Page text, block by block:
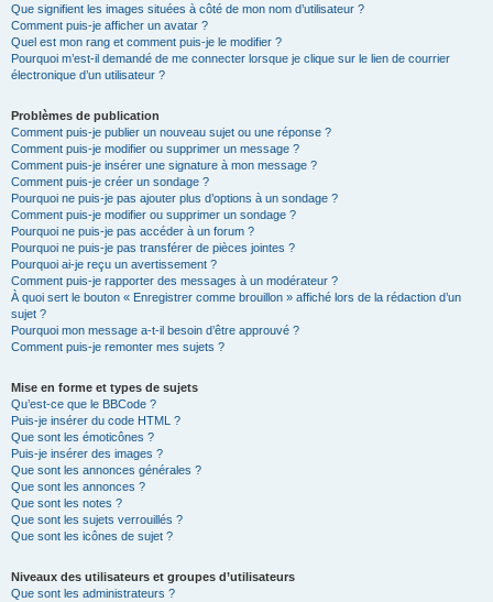
Que signifient les images situées à côté de mon nom d’utilisateur ?
Comment puis-je afficher un avatar ?
Quel est mon rang et comment puis-je le modifier ?
Pourquoi m’est-il demandé de me connecter lorsque je clique sur le lien de courrier
électronique d’un utilisateur ?
Problèmes de publication
Comment puis-je publier un nouveau sujet ou une réponse ?
Comment puis-je modifier ou supprimer un message ?
Comment puis-je insérer une signature à mon message ?
Comment puis-je créer un sondage ?
Pourquoi ne puis-je pas ajouter plus d’options à un sondage ?
Comment puis-je modifier ou supprimer un sondage ?
Pourquoi ne puis-je pas accéder à un forum ?
Pourquoi ne puis-je pas transférer de pièces jointes ?
Pourquoi ai-je reçu un avertissement ?
Comment puis-je rapporter des messages à un modérateur ?
À quoi sert le bouton « Enregistrer comme brouillon » affiché lors de la rédaction d’un
sujet ?
Pourquoi mon message a-t-il besoin d’être approuvé ?
Comment puis-je remonter mes sujets ?
Mise en forme et types de sujets
Qu’est-ce que le BBCode ?
Puis-je insérer du code HTML ?
Que sont les émoticônes ?
Puis-je insérer des images ?
Que sont les annonces générales ?
Que sont les annonces ?
Que sont les notes ?
Que sont les sujets verrouillés ?
Que sont les icônes de sujet ?
Niveaux des utilisateurs et groupes d’utilisateurs
Que sont les administrateurs ?